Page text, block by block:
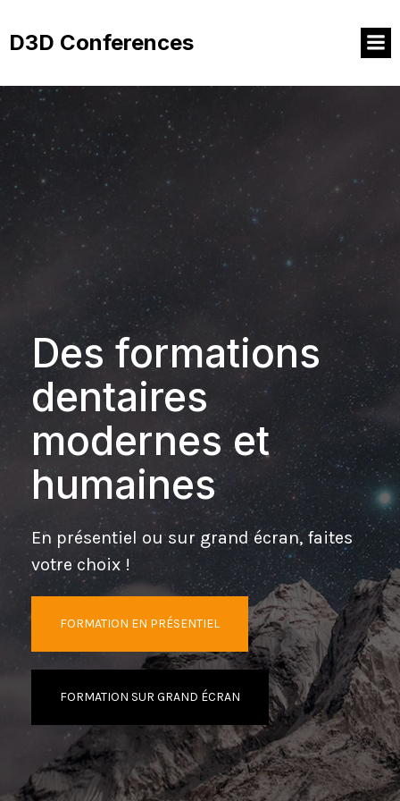
contenu
D3D Conferences
Des formations
dentaires
modernes et
humaines
En présentiel ou sur grand écran, faites
votre choix !
FORMATION EN PRÉSENTIEL
FORMATION SUR GRAND ÉCRAN